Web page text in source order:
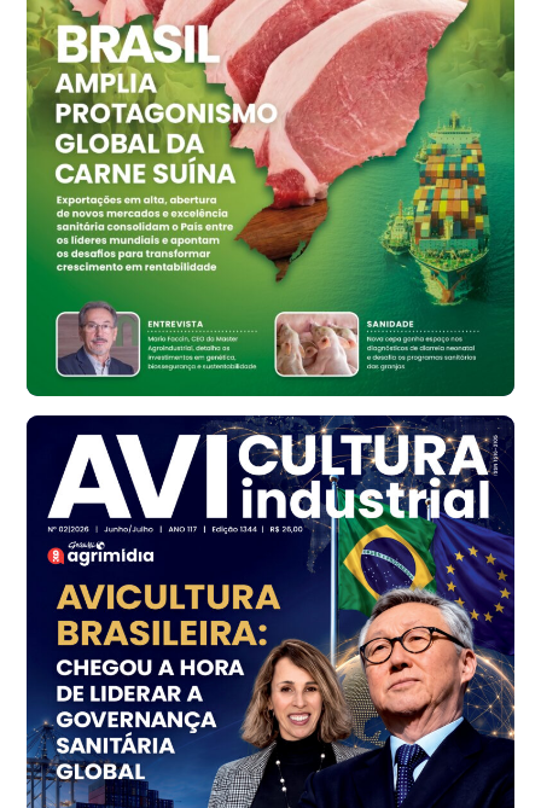
cx
Ovo Vermelho - Regional
Vermelho
R$ 159,31
cx
Ovo Branco - Regional
Bastos (SP)
R$ 134,42
cx
Ovo Vermelho - Regional
Bastos (SP)
R$ 148,56
cx
Frango - Indicador
R$ 7,16
kg
Frango - Indicador
SP
R$ 7,18
kg
Trigo Atacado - Regional
PR
R$ 1.414,46
t